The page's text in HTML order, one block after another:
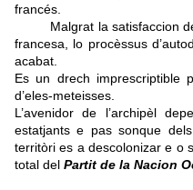
francés.
Malgrat la satisfaccion de
francesa, lo procèssus
acabat.
Es un drech imprescriptible
d’eles-meteisses.
L’avenidor de l’archipèl
estatjants e pas sonque
territòri es a descolonizar e o
total del Partit de la Nacion